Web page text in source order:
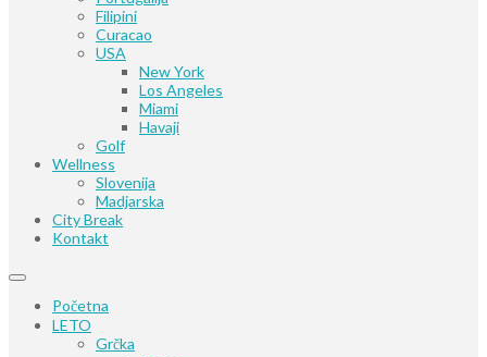
Filipini
Curacao
USA
New York
Los Angeles
Miami
Havaji
Golf
Wellness
Slovenija
Madjarska
City Break
Kontakt
Početna
LETO
Grčka